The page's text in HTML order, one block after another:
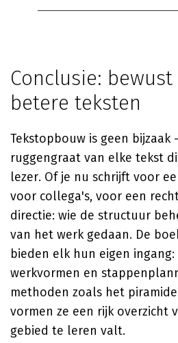
Conclusie:
betere teksten
Tekstopbouw is geen bijzaak
ruggengraat van elke tekst
lezer. Of je nu schrijft voor
voor collega's, voor een
directie: wie de structuur
van het werk gedaan. De
bieden elk hun eigen
werkvormen en
methoden zoals het
vormen ze een rijk overzicht
gebied te leren valt.